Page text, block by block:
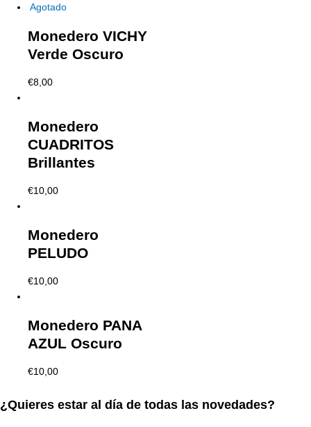
Agotado
Monedero VICHY
Verde Oscuro
€8,00
Monedero
CUADRITOS
Brillantes
€10,00
Monedero
PELUDO
€10,00
Monedero PANA
AZUL Oscuro
€10,00
¿Quieres estar al día de todas las novedades?